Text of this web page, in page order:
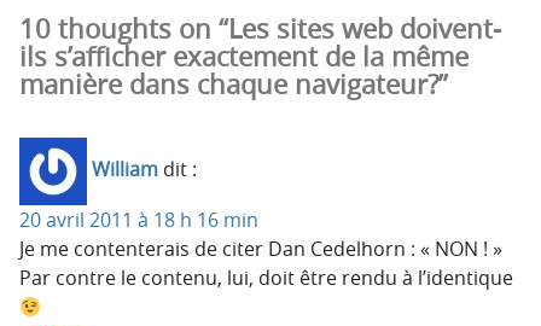
10 thoughts on “Les sites web doivent-
ils s’afficher exactement de la même
manière dans chaque navigateur?”
William dit :
20 avril 2011 à 18 h 16 min
Je me contenterais de citer Dan Cedelhorn : « NON ! »
Par contre le contenu, lui, doit être rendu à l’identique